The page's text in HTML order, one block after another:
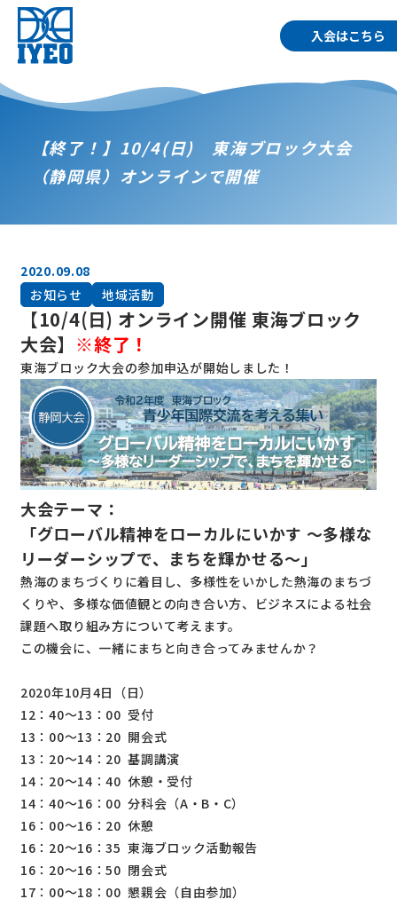
入会はこちら
【終了！】10/4(日) 東海ブロック大会
（静岡県）オンラインで開催
2020.09.08
お知らせ
地域活動
【10/4(日) オンライン開催 東海ブロック
大会】 ※終了！
東海ブロック大会の参加申込が開始しました！
大会テーマ：
「グローバル精神をローカルにいかす ～多様な
リーダーシップで、まちを輝かせる～」
熱海のまちづくりに着目し、多様性をいかした熱海のまちづ
くりや、多様な価値観との向き合い方、ビジネスによる社会
課題へ取り組み方について考えます。
この機会に、一緒にまちと向き合ってみませんか？
2020年10月4日（日）
12：40～13：00 受付
13：00～13：20 開会式
13：20～14：20 基調講演
14：20～14：40 休憩・受付
14：40～16：00 分科会（A・B・C）
16：00～16：20 休憩
16：20～16：35 東海ブロック活動報告
16：20～16：50 閉会式
17：00～18：00 懇親会（自由参加）